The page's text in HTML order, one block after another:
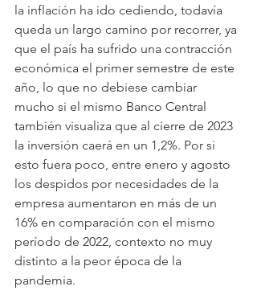
la inflación ha ido cediendo, todavía
queda un largo camino por recorrer, ya
que el país ha sufrido una contracción
económica el primer semestre de este
año, lo que no debiese cambiar
mucho si el mismo Banco Central
también visualiza que al cierre de 2023
la inversión caerá en un 1,2%. Por si
esto fuera poco, entre enero y agosto
los despidos por necesidades de la
empresa aumentaron en más de un
16% en comparación con el mismo
período de 2022, contexto no muy
distinto a la peor época de la
pandemia.